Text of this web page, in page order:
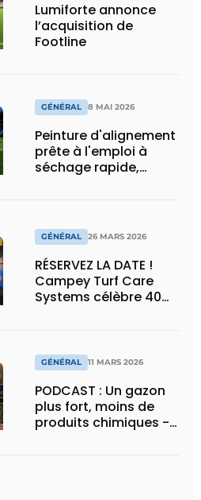
Lumiforte annonce
l’acquisition de
Footline
GÉNÉRAL 8 MAI 2026
Peinture d'alignement
prête à l'emploi à
séchage rapide,
GÉNÉRAL 26 MARS 2026
RÉSERVEZ LA DATE !
Campey Turf Care
Systems célèbre 40
GÉNÉRAL 11 MARS 2026
PODCAST : Un gazon
plus fort, moins de
produits chimiques -